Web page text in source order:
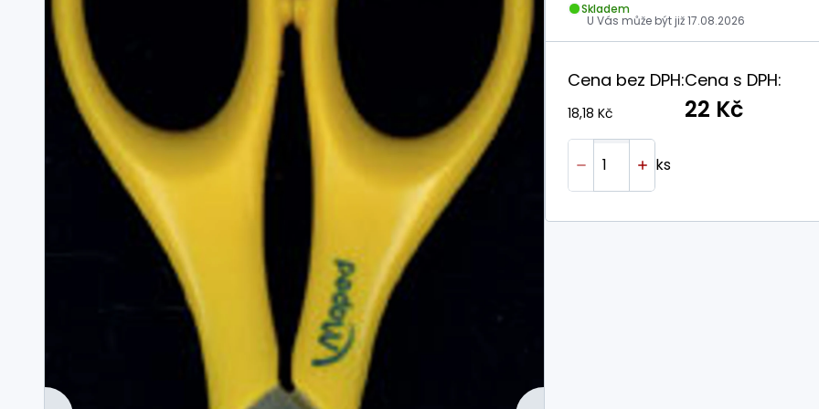
Skladem
U Vás může být již17.08.2026
Cena bez DPH:
18,18 Kč
Cena s DPH:
22 Kč
ks